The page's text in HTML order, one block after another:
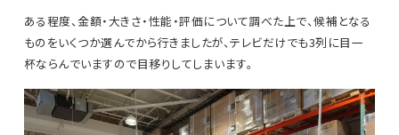
ある程度、金額・大きさ・性能・評価について調べた上で、候補となる
ものをいくつか選んでから行きましたが、テレビだけでも3列に目一
杯ならんでいますので目移りしてしまいます。